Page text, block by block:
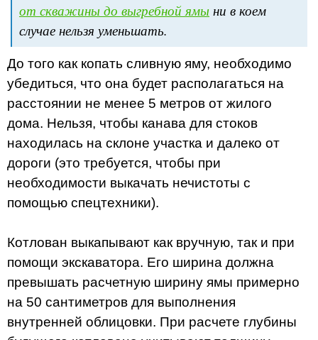
от скважины до выгребной ямы ни в коем
случае нельзя уменьшать.
До того как копать сливную яму, необходимо
убедиться, что она будет располагаться на
расстоянии не менее 5 метров от жилого
дома. Нельзя, чтобы канава для стоков
находилась на склоне участка и далеко от
дороги (это требуется, чтобы при
необходимости выкачать нечистоты с
помощью спецтехники).
Котлован выкапывают как вручную, так и при
помощи экскаватора. Его ширина должна
превышать расчетную ширину ямы примерно
на 50 сантиметров для выполнения
внутренней облицовки. При расчете глубины